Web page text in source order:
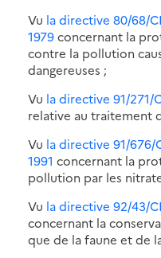
Vu la directive 80/68/
1979concernant la
contre la pollution
dangereuses ;
Vu la directive 91/271/
relative au traitement
Vu la directive 91/676/
1991 concernant la
pollution par les
Vu la directive 92/43/
concernant la
que de la faune et de